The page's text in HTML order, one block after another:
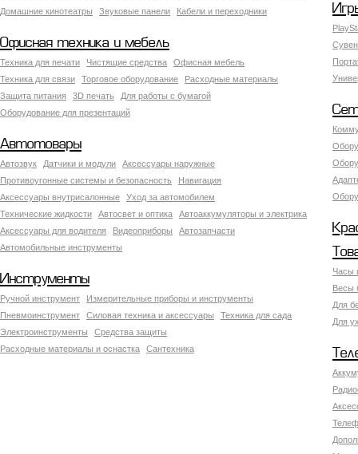
Домашние кинотеатры
Звуковые панели Кабели и переходники
Офисная техника и мебель
Техника для печати Чистящие средства
Офисная мебель
Техника для связи
Торговое оборудование
Расходные материалы
Защита питания
3D печать
Для работы с бумагой
Оборудование для презентаций
Автотовары
Автозвук Датчики и модули
Аксессуары наружные
Противоугонные системы и безопасность
Навигация
Аксесcуары внутрисалонные
Уход за автомобилем
Технические жидкости
Автосвет и оптика
Автоаккумуляторы и электрика
Аксессуары для водителя
Видеоприборы
Автозапчасти
Автомобильные инструменты
Часы
Весы
Для
Для
Инструменты
Ручной инструмент
Измерительные приборы и инструменты
Пневмоинструмент
Силовая техника и аксессуары
Техника для сада
Электроинструменты
Средства защиты
Расходные материалы и оснастка
Сантехника